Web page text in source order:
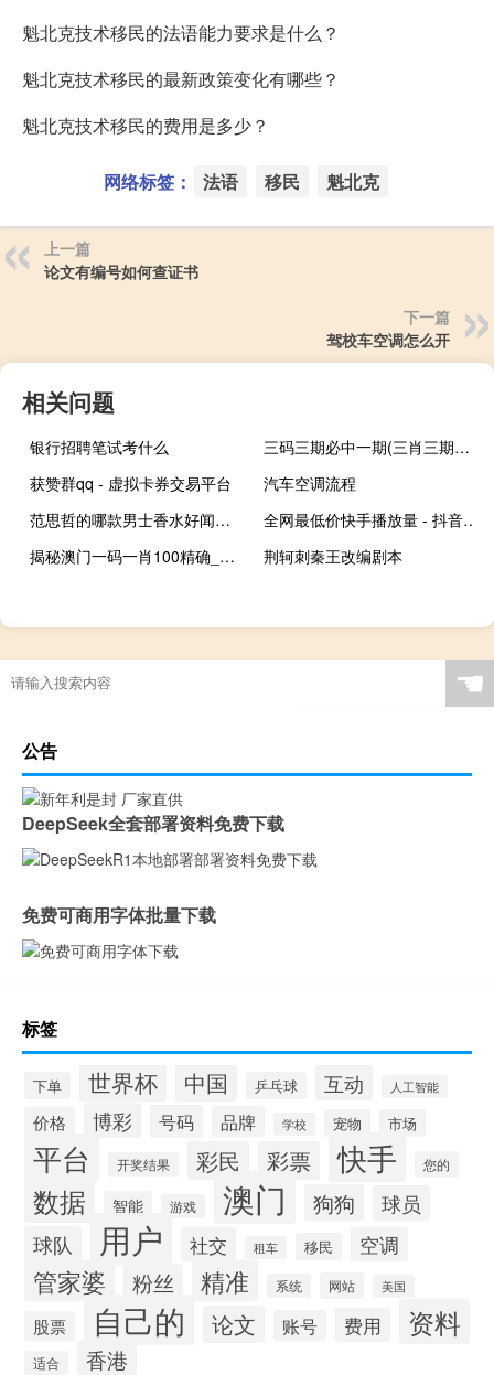
魁北克技术移民的法语能力要求是什么？
魁北克技术移民的最新政策变化有哪些？
魁北克技术移民的费用是多少？
网络标签： 法语 移民 魁北克
上一篇
论文有编号如何查证书
下一篇
驾校车空调怎么开
相关问题
银行招聘笔试考什么
三码三期必中一期(三肖三期内必开一期L)--一句引发热议--3DM36.68.72
获赞群qq - 虚拟卡券交易平台
汽车空调流程
范思哲的哪款男士香水好闻适合他 范思哲同名男士香水
全网最低价快手播放量 - 抖音如何上热门和提高播放量 免费领取qq花样赞
揭秘澳门一码一肖100精确_精选解释落实将深度解析_V25.38.42
荆轲刺秦王改编剧本
☚
公告
DeepSeek全套部署资料免费下载
免费可商用字体批量下载
标签
下单 世界杯 中国 乒乓球 互动 人工智能
价格 博彩 号码 品牌 学校 宠物 市场
平台 开奖结果 彩民 彩票 快手 您的
数据 智能 游戏 澳门 狗狗
球员
球队
用户 社交 租车 移民 空调
管家婆 粉丝 精准 系统 网站 美国
股票 自己的 论文 账号 费用 资料
适合 香港